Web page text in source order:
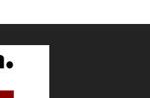
που επιτέθηκε με